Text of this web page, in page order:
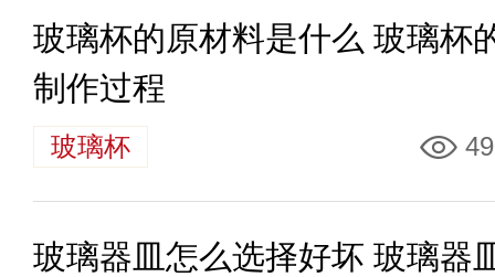
玻璃杯的原材料是什么 玻璃杯
制作过程
玻璃杯
玻璃器皿怎么选择好坏 玻璃器